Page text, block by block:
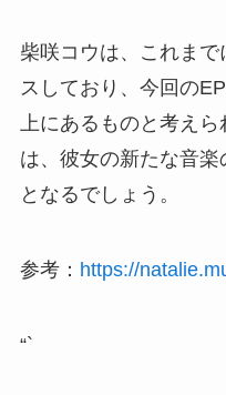
柴咲コウは、これま
スしており、今回の
上にあるものと考え
は、彼女の新たな音
となるでしょう。
参考： https://
“`